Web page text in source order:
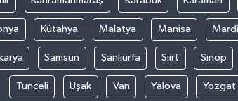
Kütahya Malatya Manisa
Samsun Şanlıurfa Siirt Sinop
Tunceli Uşak Van Yalova Yozgat